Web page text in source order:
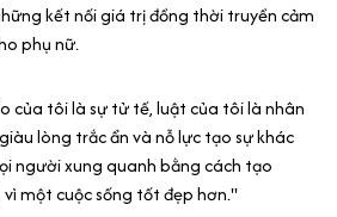
kết nối giá trị đồng thời truyền cảm
phụ nữ.
của tôi là sự tử tế, luật của tôi là nhân
lòng trắc ẩn và nỗ lực tạo sự khác
người xung quanh bằng cách tạo
một cuộc sống tốt đẹp hơn.''